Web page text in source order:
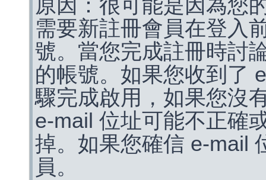
原因：很可能是因為您
需要新註冊會員在登入
號。當您完成註冊時討
的帳號。如果您收到了
驟完成啟用，如果您沒
e-mail 位址可能不正確
掉。如果您確信 e-mail
員。